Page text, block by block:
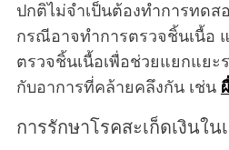
ปกติไม่จำเป็นต้องทำการทดส
กรณีอาจทำการตรวจชิ้นเนื้อ
ตรวจชิ้นเนื้อเพื่อช่วยแยกแยะ
กับอาการที่คล้ายคลึงกัน เช่น
การรักษาโรคสะเก็ดเงินใน
o
r
: